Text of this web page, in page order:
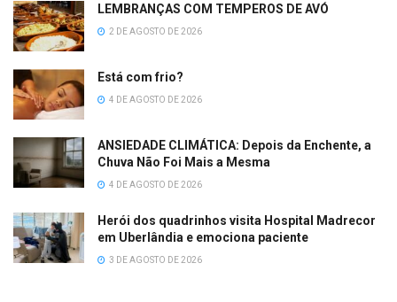
LEMBRANÇAS COM TEMPEROS DE AVÓ
2 DE AGOSTO DE 2026
Está com frio?
4 DE AGOSTO DE 2026
ANSIEDADE CLIMÁTICA: Depois da Enchente, a
Chuva Não Foi Mais a Mesma
4 DE AGOSTO DE 2026
Herói dos quadrinhos visita Hospital Madrecor
em Uberlândia e emociona paciente
3 DE AGOSTO DE 2026